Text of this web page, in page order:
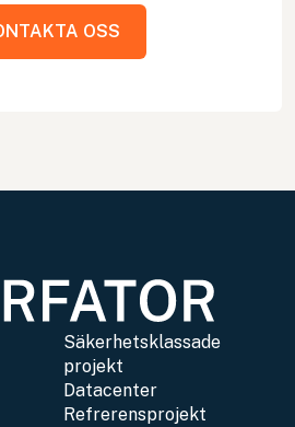
OSS
OSS
Säkerhetsklassade
projekt
Datacenter
Refrerensprojekt